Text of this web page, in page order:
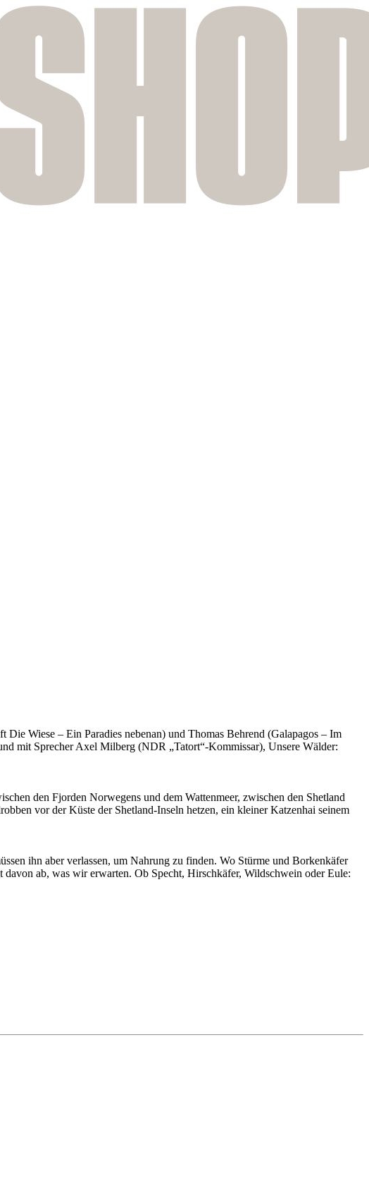
Wiese – Ein Paradies nebenan) und Thomas Behrend (Galapagos – Im
mit Sprecher Axel Milberg (NDR „Tatort“-Kommissar), Unsere Wälder:
den Fjorden Norwegens und dem Wattenmeer, zwischen den Shetland
vor der Küste der Shetland-Inseln hetzen, ein kleiner Katzenhai seinem
ihn aber verlassen, um Nahrung zu finden. Wo Stürme und Borkenkäfer
ab, was wir erwarten. Ob Specht, Hirschkäfer, Wildschwein oder Eule: